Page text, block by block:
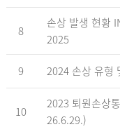
8
손상 발생 현황
2025
9 2024 손상 유형
10
2023 퇴원손상
26.6.29.)